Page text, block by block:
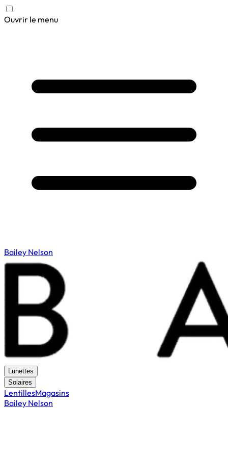
Ouvrir le menu
Bailey Nelson
Lunettes
Solaires
LentillesMagasins
Bailey Nelson